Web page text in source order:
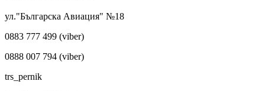
ул."Българска Авиация" №18
0883 777 499 (viber)
0888 007 794 (viber)
trs_pernik